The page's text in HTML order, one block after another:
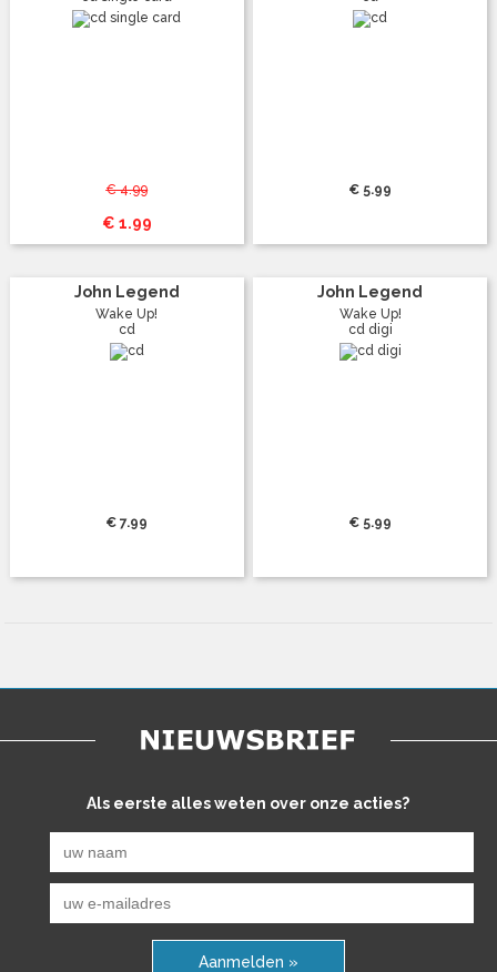
€ 4.99
€ 1.99
€ 5.99
John Legend
Wake Up!
cd
€ 7.99
John Legend
Wake Up!
cd digi
€ 5.99
Als eerste alles weten over onze acties?
Aanmelden »